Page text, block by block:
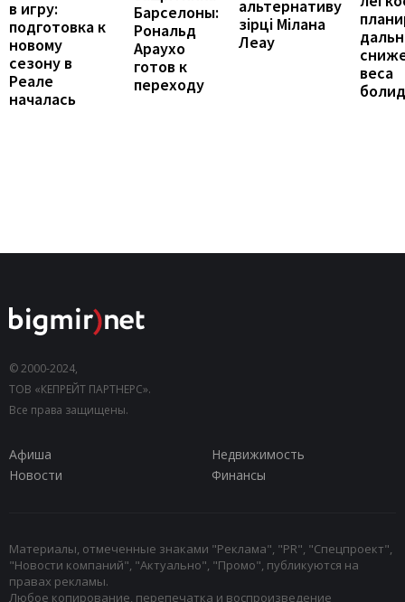
в игру:
подготовка к
новому
сезону в
Реале
началась
Барселоны:
Рональд
Араухо
готов к
переходу
альтернативу
зірці Мілана
Леау
веса
© 2000-2024,
ТОВ «КЕПРЕЙТ ПАРТНЕРС».
Все права защищены.
Афиша
Недвижимость
Новости
Финансы
Материалы, отмеченные знаками "Реклама", "PR", "Спецпроект",
"Новости компаний", "Актуально", "Промо", публикуются на
правах рекламы.
Любое копирование, перепечатка и воспроизведение